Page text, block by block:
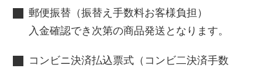
郵便振替（振替え手数料お客様負担）
入金確認でき次第の商品発送となります。
コンビニ決済払込票式（コンビ二決済手数